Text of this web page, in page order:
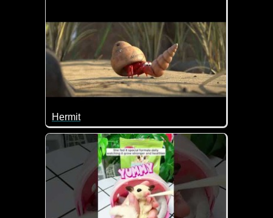
Hermit
Wenn du dieses Video gesehen hast, wirst du nie